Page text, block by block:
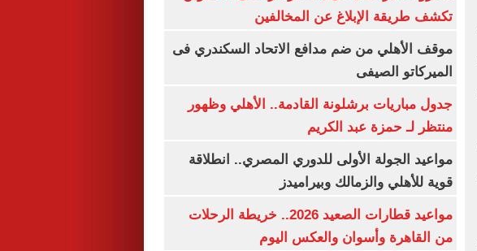
تكشف طريقة الإبلاغ عن المخالفين
موقف الأهلي من ضم مدافع الاتحاد السكندري فى
الميركاتو الصيفى
جدول مباريات برشلونة القادمة.. الأهلي وظهور
منتظر لـ حمزة عبد الكريم
مواعيد الجولة الأولى للدوري المصري.. انطلاقة
قوية للأهلي والزمالك وبيراميدز
مواعيد قطارات الصعيد 2026.. خريطة الرحلات
من القاهرة وأسوان والعكس اليوم